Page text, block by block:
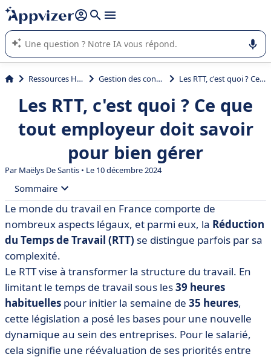
répondre (plusieurs lignes avec
L'IA de Appvizer vous guide dans l'utilisation ou la sélection de
logiciel SaaS en entreprise.
Ressources Humaines (RH) Gestion des congés et absences Les RTT, c'est quoi ? Ce que tout employeur doit savoir pour bien gérer
Les RTT, c'est quoi ? Ce que
tout employeur doit savoir
pour bien gérer
ParMaëlys De Santis • Le 10 décembre 2024
Sommaire
• Introduction aux RTT
• L’éligibilité aux RTT
• Le calcul des jours de RTT
• Comment gérer les jours de RTT des collaborateurs ?
• RTT : on résume !
Le monde du travail en France comporte de
nombreux aspects légaux, et parmi eux, la Réduction
du Temps de Travail (RTT) se distingue parfois par sa
complexité.
Le RTT vise à transformer la structure du travail. En
limitant le temps de travail sous les39 heures
habituelles pour initier la semaine de 35 heures,
cette législation a posé les bases pour une nouvelle
dynamique au sein des entreprises. Pour le salarié,
cela signifie une réévaluation de ses priorités entre